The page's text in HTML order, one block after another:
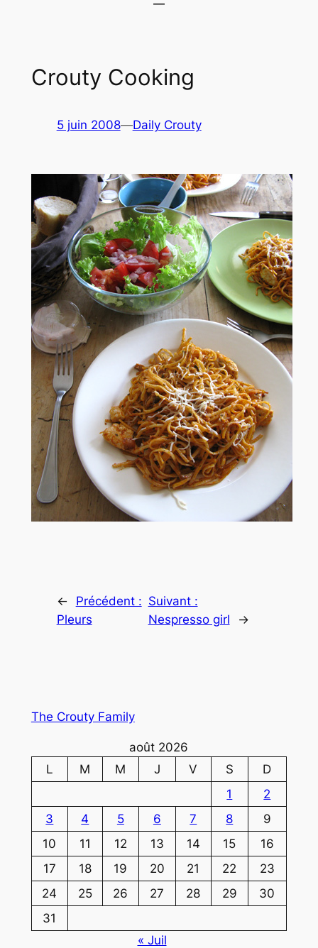
Crouty Cooking
5 juin 2008—Daily Crouty
←
Précédent :
Pleurs
Suivant :
Nespresso girl
→
The Crouty Family
août 2026
L
M M J V S
D
1
2
3
4 5 6 7 8
9
10
11 12 13 14 15
16
17
18 19 20 21 22
23
24
25 26 27 28 29
30
31
« Juil